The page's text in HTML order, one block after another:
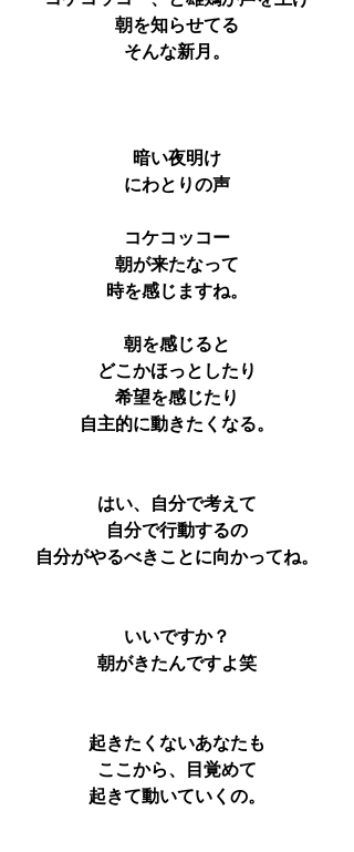
朝を知らせてる
そんな新月。
暗い夜明け
にわとりの声
コケコッコー
朝が来たなって
時を感じますね。
朝を感じると
どこかほっとしたり
希望を感じたり
自主的に動きたくなる。
はい、自分で考えて
自分で行動するの
自分がやるべきことに向かってね。
いいですか？
朝がきたんですよ笑
起きたくないあなたも
ここから、目覚めて
起きて動いていくの。